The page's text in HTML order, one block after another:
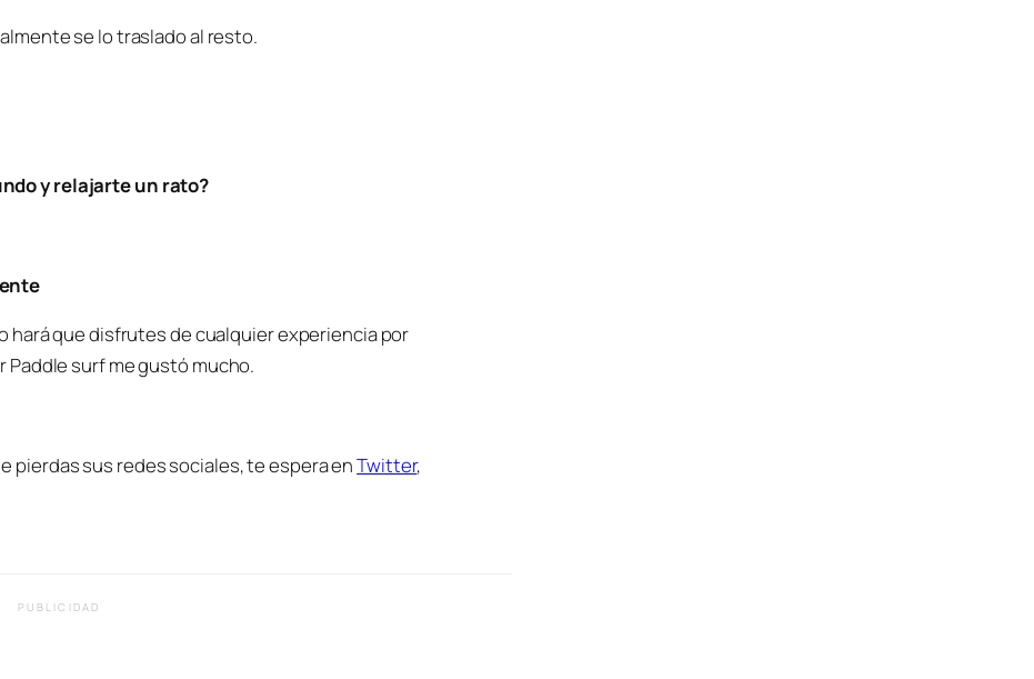
se lo traslado al resto.
y relajarte un rato?
hará que disfrutes de cualquier experiencia por
Paddle surf me gustó mucho.
pierdas sus redes sociales, te espera enTwitter,
PUBLICIDAD